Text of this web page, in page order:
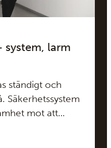
system, larm
ständigt och
Säkerhetssystem
mot att
och behöver
Addici är